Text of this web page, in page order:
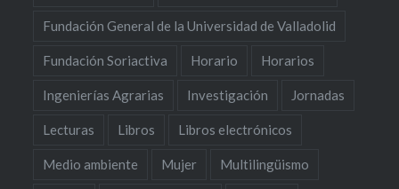
Fundación General de la Universidad de Valladolid
Fundación Soriactiva Horario Horarios
Ingenierías Agrarias Investigación Jornadas
Lecturas Libros Libros electrónicos
Medio ambiente Mujer Multilingüismo